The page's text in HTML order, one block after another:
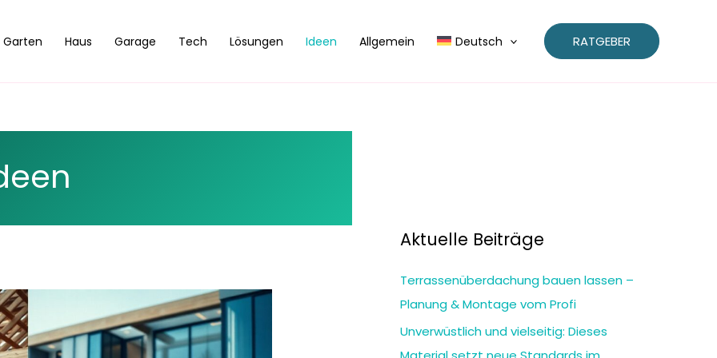
Garten Haus Garage Tech Lösungen Ideen Allgemein Deutsch RATGEBER
Aktuelle Beiträge
Terrassenüberdachung bauen lassen –
Planung & Montage vom Profi
Unverwüstlich und vielseitig: Dieses